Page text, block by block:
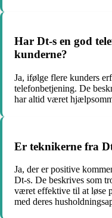
Har Dt-s en god
kunderne?
Ja, ifølge flere kunders
telefonbetjening. De
har altid været
Er teknikerne fra
Ja, der er positive
Dt-s. De beskrives som
været effektive til at løse
med deres